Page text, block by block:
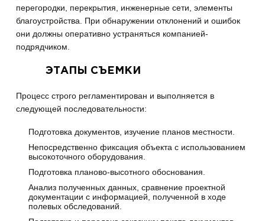
перегородки, перекрытия, инженерные сети, элементы
благоустройства. При обнаружении отклонений и ошибок
они должны оперативно устраняться компанией-
подрядчиком.
ЭТАПЫ СЪЕМКИ
Процесс строго регламентирован и выполняется в
следующей последовательности:
Подготовка документов, изучение планов местности.
Непосредственно фиксация объекта с использованием
высокоточного оборудования.
Подготовка планово-высотного обоснования.
Анализ полученных данных, сравнение проектной
документации с информацией, полученной в ходе
полевых обследований.